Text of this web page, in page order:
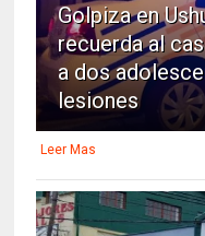
Golpiza en
recuerda al
a dos
lesiones
Leer Mas